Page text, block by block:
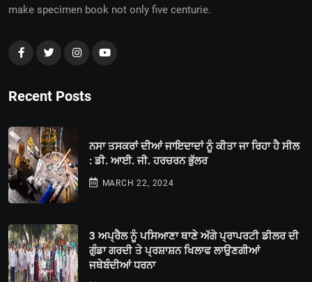
make specimen book not only five centurie.
Recent Posts
ਨਸਾ ਤਸਕਰਾਂ ਦੀਆਂ ਜਾਇਦਾਦਾਂ ਨੂੰ ਕੀਤਾ ਜਾ ਰਿਹਾ ਹੈ ਸੀਲ
: ਡੀ. ਆਈ. ਜੀ. ਹਰਚਰਨ ਭੁੱਲਰ
MARCH 22, 2024
3 ਅਪ੍ਰੈਲ ਨੂੰ ਪਸਿਆਣਾ ਥਾਣੇ ਅੱਗੇ ਪ੍ਰਾਪਰਟੀ ਡੀਲਰ ਦੀ
ਗੁੰਡਾ ਗਰਦੀ ਤੇ ਪ੍ਰਸ਼ਾਸ਼ਨ ਖਿਲਾਫ ਲਾਉਣਗੀਆਂ
ਜਥੇਬੰਦੀਆਂ ਧਰਨਾ